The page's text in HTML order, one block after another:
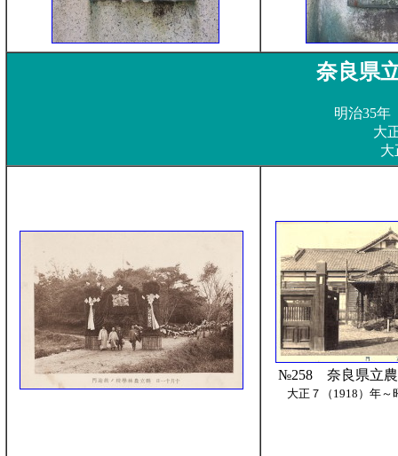
奈良県
明治35年
大
大
№258 奈良県立農
大正７（1918）年～